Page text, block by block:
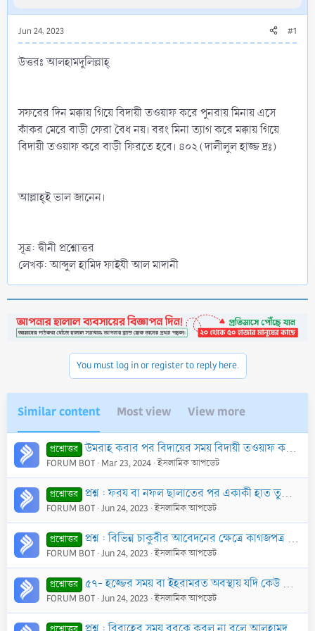
Jun 24, 2023 #1
উত্তরঃ আলহামদুলিল্লাহ্‌
সফরের দিন মক্কায় গিয়ে বিদায়ী তওয়াফ করে পুনরায় মিনায় এসে
কাঁকর মেরে বাড়ী ফেরা বৈধ নয়। বরং মিনা ত্যাগ করে মক্কায় গিয়ে
বিদায়ী তওয়াফ করে বাড়ী ফিরতে হবে। ৪০২ (দালীলুল হাজ্জ দ্রঃ)
আল্লাহ্‌ই ভাল জানেন।
সূত্র: দ্বীনী প্রশ্নোত্তর
লেখক: আব্দুল হামিদ ফাইযী আল মাদানী
You must log in or register to reply here.
Similar content Most view View more
প্রশ্নোত্তর উমরাহ করার পর বিদায়ের সময় বিদায়ী তওয়াফ করা ওয়াজেব কি?
FORUM BOT Mar 23, 2024 ইসলামিক আপডেট
প্রশ্নোত্তর প্রশ্ন : ফরয বা নফল ছালাতের পর একাকী হাত তুলে নিয়মিত বা মাঝে মাঝে দো‘আ করা যাবে কি? এসময় বাংলায় দো‘আ করা যাবে কি?
FORUM BOT Jun 24, 2023 ইসলামিক আপডেট
প্রশ্নোত্তর প্রশ্ন : বিভিন্ন চাকুরীর আবেদনের ক্ষেত্রে কাগজপত্র সত্যায়িত করার প্রয়োজন হয়। কিন্তু সবসময় বিসিএস ক্যাডার পাওয়া যায় না। সেক্ষেত্রে কাগজে কোন প্রকার অনৈ
FORUM BOT Jun 24, 2023 ইসলামিক আপডেট
প্রশ্নোত্তর ৫৭- হজ্জের সময় বা ইহরামরত অবস্থায় যদি কেউ স্ত্রী সহবাস করে তবে এর হুকুম কি?
FORUM BOT Jun 24, 2023 ইসলামিক আপডেট